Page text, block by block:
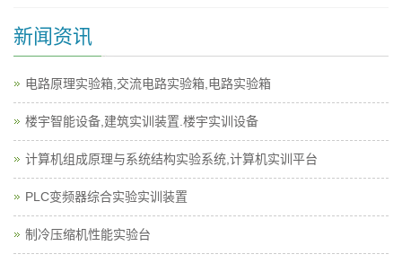
新闻资讯
电路原理实验箱,交流电路实验箱,电路实验箱
楼宇智能设备,建筑实训装置.楼宇实训设备
计算机组成原理与系统结构实验系统,计算机实训平台
PLC变频器综合实验实训装置
制冷压缩机性能实验台